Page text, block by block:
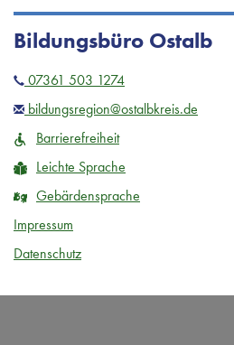
Bildungsbüro Ostalb
07361 503 1274
bildungsregion@ostalbkreis.de
Barrierefreiheit
Leichte Sprache
Gebärdensprache
Impressum
Datenschutz